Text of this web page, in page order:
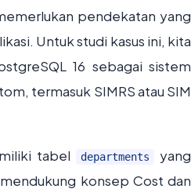
pendekatan yang
Untuk studi kasus ini, kita
16 sebagai sistem
termasuk SIMRS atau SIM
tabel departments
yang
konsep Cost dan